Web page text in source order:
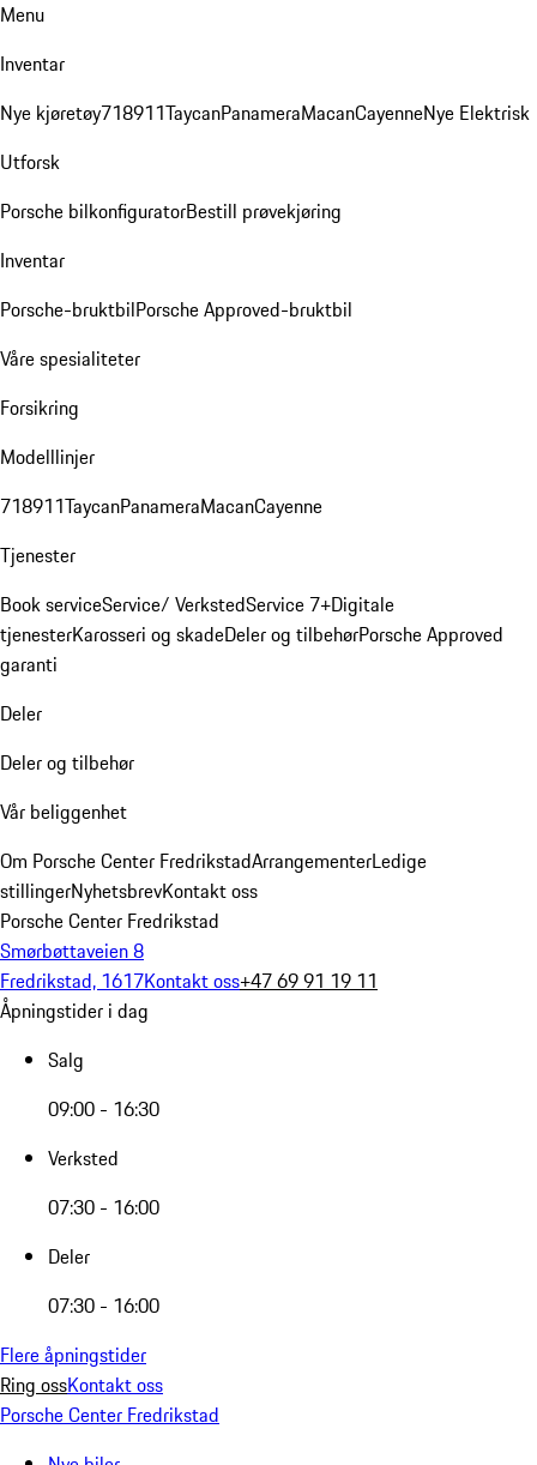
Menu
Inventar
Nye kjøretøy718911TaycanPanameraMacanCayenneNye Elektrisk
Utforsk
Porsche bilkonfiguratorBestill prøvekjøring
Inventar
Porsche-bruktbilPorsche Approved-bruktbil
Våre spesialiteter
Forsikring
Modelllinjer
718911TaycanPanameraMacanCayenne
Tjenester
Book serviceService/ VerkstedService 7+Digitale
tjenesterKarosseri og skadeDeler og tilbehørPorsche Approved
garanti
Deler
Deler og tilbehør
Vår beliggenhet
Om Porsche Center FredrikstadArrangementerLedige
stillingerNyhetsbrevKontakt oss
Porsche Center Fredrikstad
Smørbøttaveien 8
Fredrikstad, 1617Kontakt oss+47 69 91 19 11
Åpningstider i dag
Salg
09:00 - 16:30
Verksted
07:30 - 16:00
Deler
07:30 - 16:00
Flere åpningstider
Ring ossKontakt oss
Porsche Center Fredrikstad